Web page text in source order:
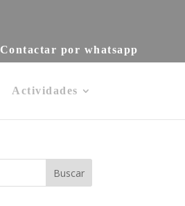
Contactar por whatsapp
Actividades